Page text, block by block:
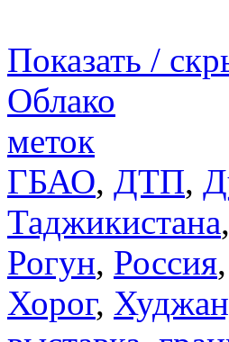
Показать /
Облако
меток
ГБАО, ДТП,
Таджикистана,
Рогун, Россия,
Хорог,